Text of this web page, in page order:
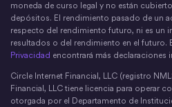
moneda de curso legal y no están
depósitos. El rendimiento pasado de un
respecto del rendimiento futuro, ni es un
resultados o del rendimiento en el futuro.
Privacidad encontrará más declaraciones
Circle Internet Financial, LLC (registro
Financial, LLC tiene licencia para operar
otorgada por el Departamento de